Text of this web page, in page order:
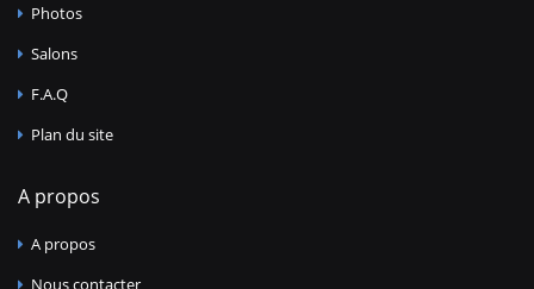
Photos
Salons
F.A.Q
Plan du site
A propos
A propos
Nous contacter